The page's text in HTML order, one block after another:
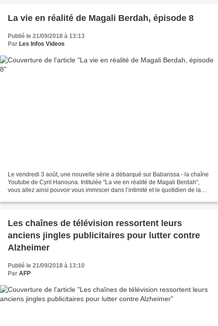
La vie en réalité de Magali Berdah, épisode 8
Publié le 21/09/2018 à 13:13
Par Les Infos Videos
Le vendredi 3 août, une nouvelle série a débarqué sur Babarissa - la chaîne
Youtube de Cyril Hanouna. Intitulée "La vie en réalité de Magali Berdah",
vous allez ainsi pouvoir vous immiscer dans l’intimité et le quotidien de la
Les chaînes de télévision ressortent leurs
anciens jingles publicitaires pour lutter contre
Alzheimer
Publié le 21/09/2018 à 13:10
Par AFP